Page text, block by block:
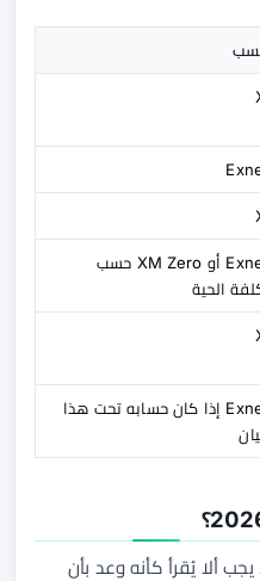
Exness أو XM Zero حسب
الحية
Exness إذا كان حسابه تحت هذا
أي دليل عن Exness مقابل XM يجب ألا يُقرأ كأنه وعد بأن